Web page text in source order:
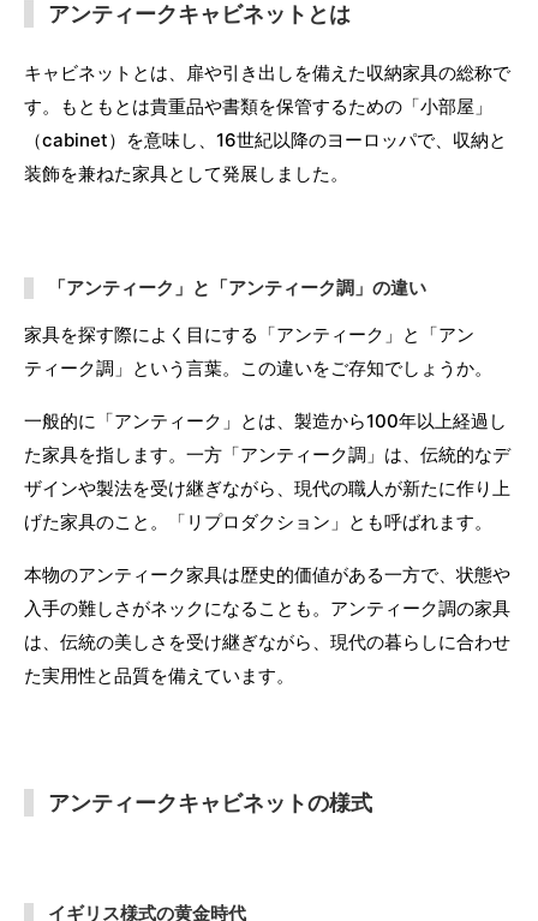
アンティークキャビネットとは
キャビネットとは、扉や引き出しを備えた収納家具の総称で
す。もともとは貴重品や書類を保管するための「小部屋」
（cabinet）を意味し、16世紀以降のヨーロッパで、収納と
装飾を兼ねた家具として発展しました。
「アンティーク」と「アンティーク調」の違い
家具を探す際によく目にする「アンティーク」と「アン
ティーク調」という言葉。この違いをご存知でしょうか。
一般的に「アンティーク」とは、製造から100年以上経過し
た家具を指します。一方「アンティーク調」は、伝統的なデ
ザインや製法を受け継ぎながら、現代の職人が新たに作り上
げた家具のこと。「リプロダクション」とも呼ばれます。
本物のアンティーク家具は歴史的価値がある一方で、状態や
入手の難しさがネックになることも。アンティーク調の家具
は、伝統の美しさを受け継ぎながら、現代の暮らしに合わせ
た実用性と品質を備えています。
アンティークキャビネットの様式
イギリス様式の黄金時代